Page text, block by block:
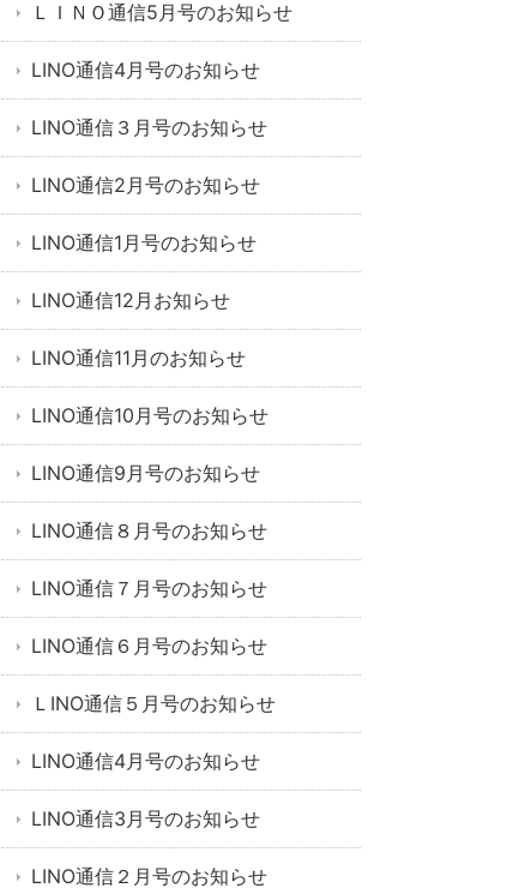
ＬＩＮＯ通信5月号のお知らせ
LINO通信4月号のお知らせ
LINO通信３月号のお知らせ
LINO通信2月号のお知らせ
LINO通信1月号のお知らせ
LINO通信12月お知らせ
LINO通信11月のお知らせ
LINO通信10月号のお知らせ
LINO通信9月号のお知らせ
LINO通信８月号のお知らせ
LINO通信７月号のお知らせ
LINO通信６月号のお知らせ
ＬINO通信５月号のお知らせ
LINO通信4月号のお知らせ
LINO通信3月号のお知らせ
LINO通信２月号のお知らせ